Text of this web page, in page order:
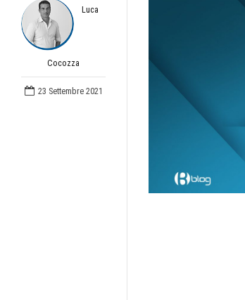
Luca
Cocozza
23 Settembre 2021